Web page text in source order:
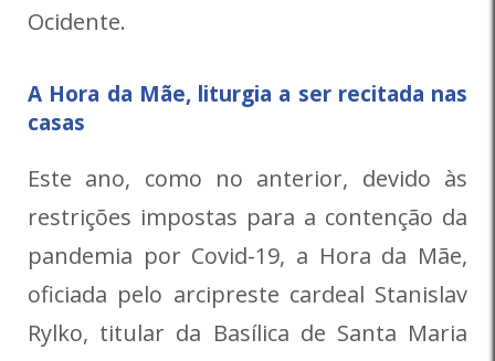
Ocidente.
A Hora da Mãe, liturgia a ser recitada nas
casas
Este ano, como no anterior, devido às
restrições impostas para a contenção da
pandemia por Covid-19, a Hora da Mãe,
oficiada pelo arcipreste cardeal Stanislav
Rylko, titular da Basílica de Santa Maria